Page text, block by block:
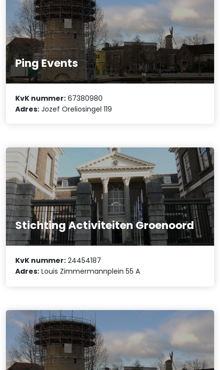
Ping Events
KvK nummer: 67380980
Adres: Jozef Oreliosingel 119
Stichting Activiteiten Groenoord
KvK nummer: 24454187
Adres: Louis Zimmermannplein 55 A